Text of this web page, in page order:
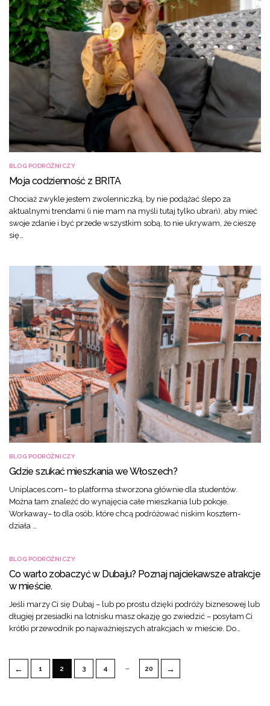
BLOG PODRÓŻNICZY
Moja codzienność z BRITA
Chociaż zwykle jestem zwolenniczką, by nie podążać ślepo za
aktualnymi trendami (i nie mam na myśli tutaj tylko ubrań), aby mieć
swoje zdanie i być przede wszystkim sobą, to nie ukrywam, że cieszę
się…
BLOG PODRÓŻNICZY
Gdzie szukać mieszkania we Włoszech?
Uniplaces.com– to platforma stworzona głównie dla studentów.
Można tam znaleźć do wynajęcia całe mieszkania lub pokoje.
Workaway– to dla osób, które chcą podróżować niskim kosztem-
działa …
BLOG PODRÓŻNICZY
Co warto zobaczyć w Dubaju? Poznaj najciekawsze atrakcje
w mieście.
Jeśli marzy Ci się Dubaj – lub po prostu dzięki podróży biznesowej lub
długiej przesiadki na lotnisku masz okazję go zwiedzić – posyłam Ci
krótki przewodnik po najważniejszych atrakcjach w mieście. Do…
← 1 2 3 4 … 20 →